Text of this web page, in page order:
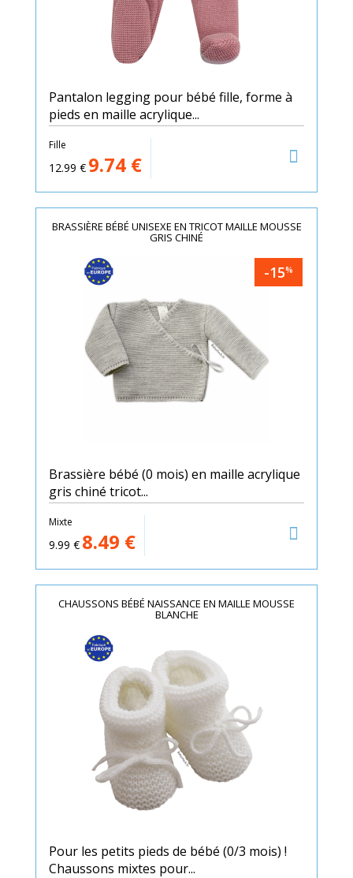
Pantalon legging pour bébé fille, forme à
pieds en maille acrylique...
Fille
12.99 € 9.74 €
BRASSIÈRE BÉBÉ UNISEXE EN TRICOT MAILLE MOUSSE
GRIS CHINÉ
-15%
Brassière bébé (0 mois) en maille acrylique
gris chiné tricot...
Mixte
9.99 € 8.49 €
CHAUSSONS BÉBÉ NAISSANCE EN MAILLE MOUSSE
BLANCHE
Pour les petits pieds de bébé (0/3 mois) !
Chaussons mixtes pour...